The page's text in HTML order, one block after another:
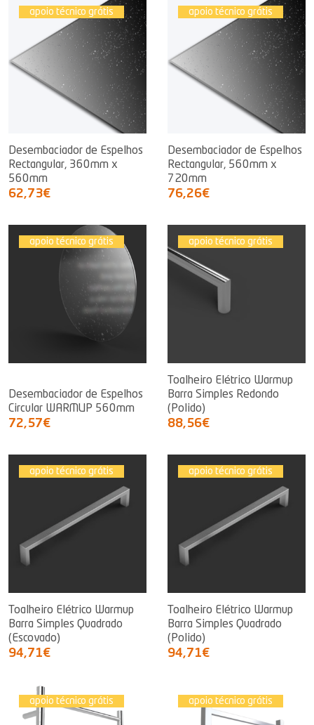
apoio técnico grátis
Desembaciador de Espelhos
Rectangular, 360mm x
560mm
62,73€
apoio técnico grátis
Desembaciador de Espelhos
Rectangular, 560mm x
720mm
76,26€
apoio técnico grátis
Desembaciador de Espelhos
Circular WARMUP 560mm
72,57€
apoio técnico grátis
Toalheiro Elétrico Warmup
Barra Simples Redondo
(Polido)
88,56€
apoio técnico grátis
Toalheiro Elétrico Warmup
Barra Simples Quadrado
(Escovado)
94,71€
apoio técnico grátis
Toalheiro Elétrico Warmup
Barra Simples Quadrado
(Polido)
94,71€
apoio técnico grátis apoio técnico grátis